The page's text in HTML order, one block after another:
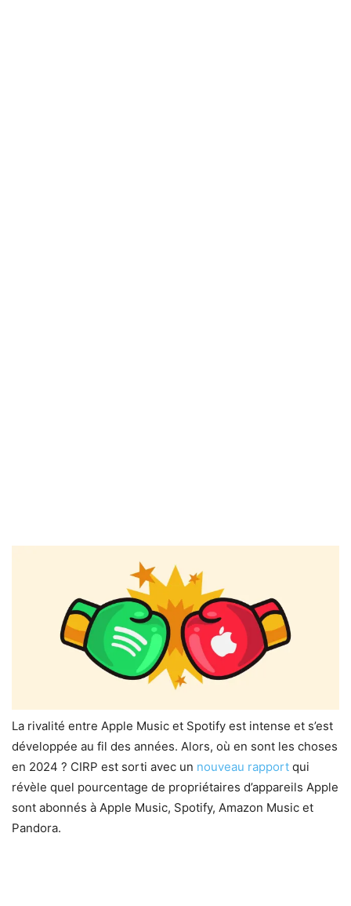
La rivalité entre Apple Music et Spotify est intense et s’est
développée au fil des années. Alors, où en sont les choses
en 2024 ? CIRP est sorti avec un nouveau rapport qui
révèle quel pourcentage de propriétaires d’appareils Apple
sont abonnés à Apple Music, Spotify, Amazon Music et
Pandora.